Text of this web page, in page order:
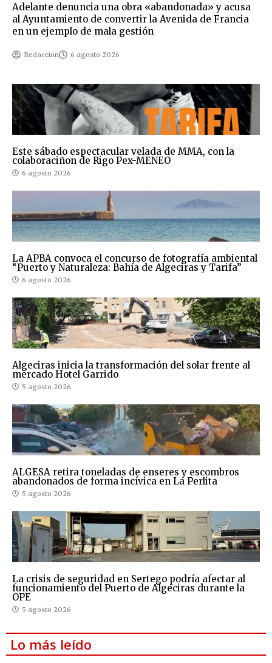
Adelante denuncia una obra «abandonada» y acusa
al Ayuntamiento de convertir la Avenida de Francia
en un ejemplo de mala gestión
Redaccion 6 agosto 2026
Este sábado espectacular velada de MMA, con la
colaboraciñon de Rigo Pex-MENEO
6 agosto 2026
La APBA convoca el concurso de fotografía ambiental
“Puerto y Naturaleza: Bahía de Algeciras y Tarifa”
6 agosto 2026
Algeciras inicia la transformación del solar frente al
mercado Hotel Garrido
5 agosto 2026
ALGESA retira toneladas de enseres y escombros
abandonados de forma incívica en La Perlita
5 agosto 2026
La crisis de seguridad en Sertego podría afectar al
funcionamiento del Puerto de Algeciras durante la
OPE
5 agosto 2026
Lo más leído